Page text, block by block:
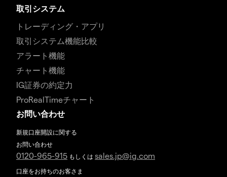
取引システム
トレーディング・アプリ
取引システム機能比較
アラート機能
チャート機能
IG証券の約定力
ProRealTimeチャート
お問い合わせ
新規口座開設に関する
お問い合わせ
0120-965-915 もしくは sales.jp@ig.com
口座をお持ちのお客さま